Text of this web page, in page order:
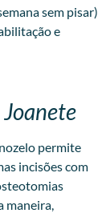
sem pisar)
e
permite
incisões com
maneira,